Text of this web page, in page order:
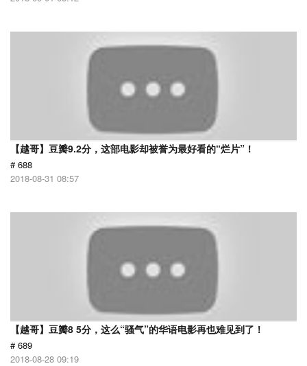
【越哥】豆瓣9.2分，这部电影却被誉为最好看的“烂片”！
# 688
2018-08-31 08:57
【越哥】豆瓣8 5分，这么“骚气”的华语电影再也难见到了！
# 689
2018-08-28 09:19